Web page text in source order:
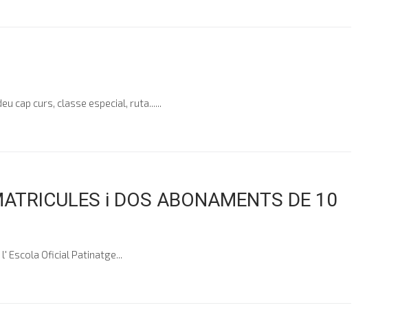
cap curs, classe especial, ruta......
i DOS ABONAMENTS DE 10
l' Escola Oficial Patinatge...